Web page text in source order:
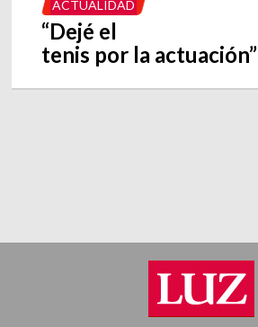
ACTUALIDAD
“Dejé el
tenis por la actuación”